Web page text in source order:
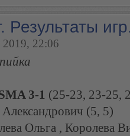
Результаты
2019, 22:06
3-1 (25-23, 23-25,
(5, 5)
Ольга , Королева